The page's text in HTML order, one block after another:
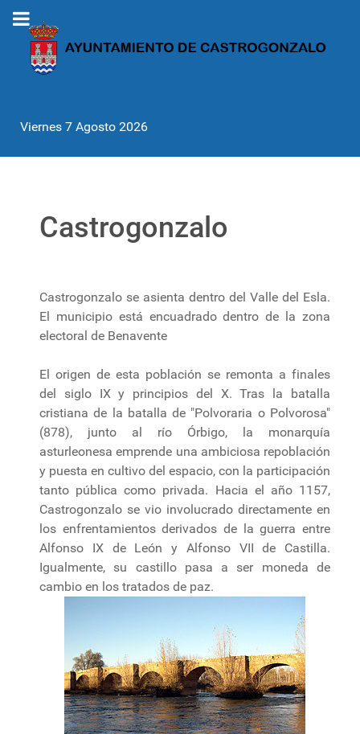
Viernes 7 Agosto 2026
Castrogonzalo
Castrogonzalo se asienta dentro del Valle del Esla.
El municipio está encuadrado dentro de la zona
electoral de Benavente
El origen de esta población se remonta a finales
del siglo IX y principios del X. Tras la batalla
cristiana de la batalla de "Polvoraria o Polvorosa"
(878), junto al río Órbigo, la monarquía
asturleonesa emprende una ambiciosa repoblación
y puesta en cultivo del espacio, con la participación
tanto pública como privada. Hacia el año 1157,
Castrogonzalo se vio involucrado directamente en
los enfrentamientos derivados de la guerra entre
Alfonso IX de León y Alfonso VII de Castilla.
Igualmente, su castillo pasa a ser moneda de
cambio en los tratados de paz.